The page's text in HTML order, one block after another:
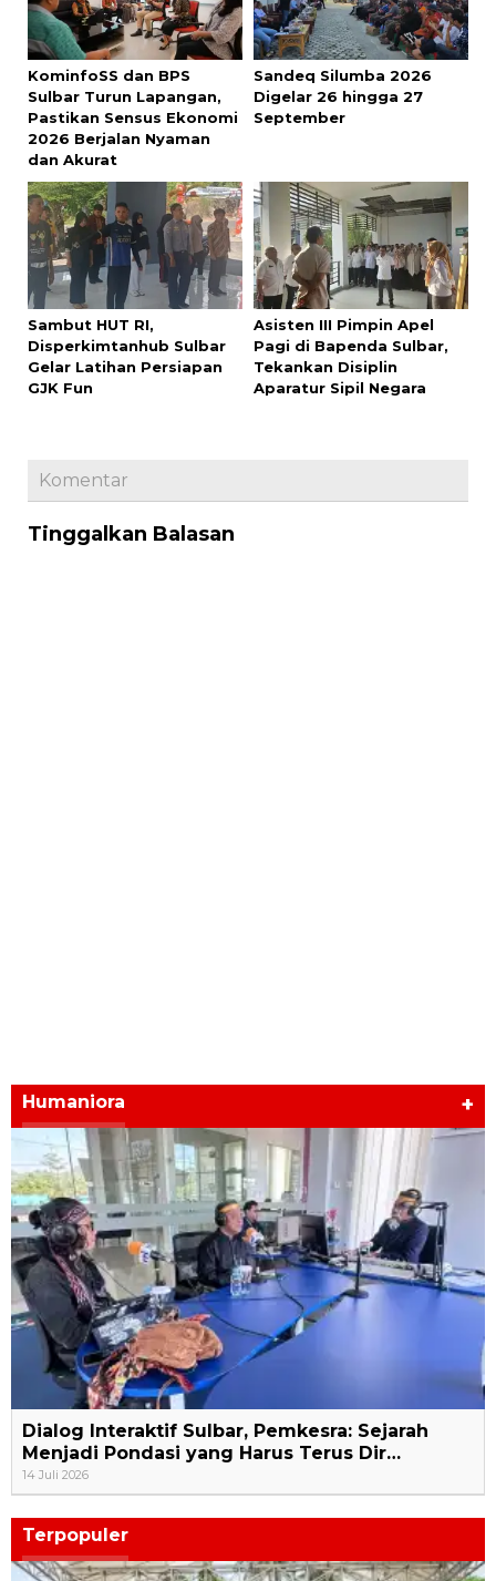
KominfoSS dan BPS
Sulbar Turun Lapangan,
Pastikan Sensus Ekonomi
2026 Berjalan Nyaman
dan Akurat
Sandeq Silumba 2026
Digelar 26 hingga 27
September
Sambut HUT RI,
Disperkimtanhub Sulbar
Gelar Latihan Persiapan
GJK Fun
Asisten III Pimpin Apel
Pagi di Bapenda Sulbar,
Tekankan Disiplin
Aparatur Sipil Negara
Komentar
Tinggalkan Balasan
Humaniora +
Dialog Interaktif Sulbar, Pemkesra: Sejarah
Menjadi Pondasi yang Harus Terus Dir…
14 Juli 2026
Terpopuler